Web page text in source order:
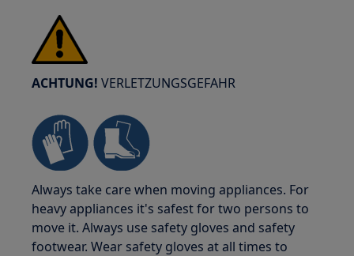
ACHTUNG! VERLETZUNGSGEFAHR
Always take care when moving appliances. For
heavy appliances it's safest for two persons to
move it. Always use safety gloves and safety
footwear. Wear safety gloves at all times to